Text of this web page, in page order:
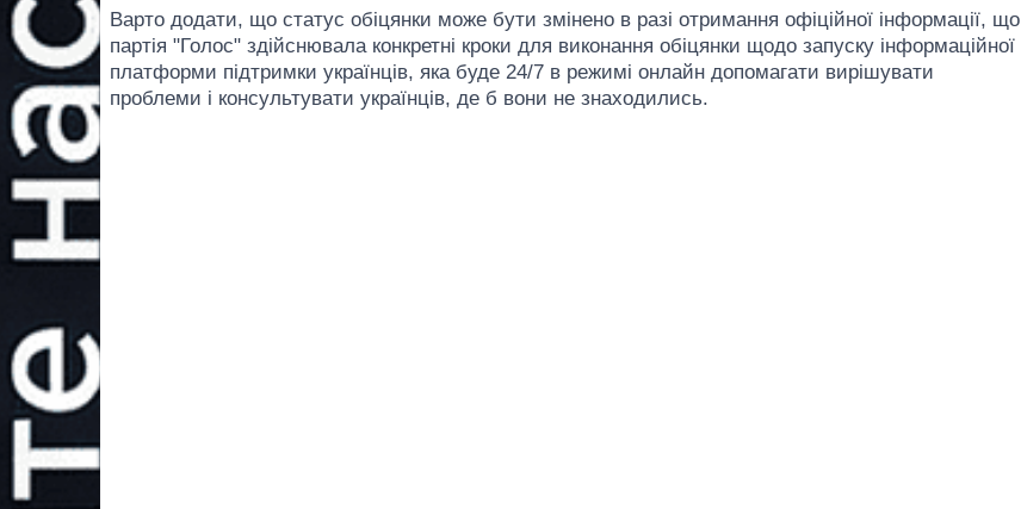
Варто додати, що статус обіцянки може бути змінено в разі отримання офіційної інформації, що
партія "Голос" здійснювала конкретні кроки для виконання обіцянки щодо запуску інформаційної
платформи підтримки українців, яка буде 24/7 в режимі онлайн допомагати вирішувати
проблеми і консультувати українців, де б вони не знаходились.